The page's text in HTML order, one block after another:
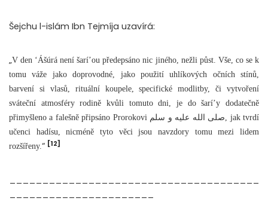
Šejchu l-islám Ibn Tejmíja uzavírá:
„V den ‘Ášúrá není šarí’ou předepsáno nic jiného, nežli půst. Vše, co se k
tomu váže jako doprovodné, jako použití uhlíkových očních stínů,
barvení si vlasů, rituální koupele, specifické modlitby, či vytvoření
sváteční atmosféry rodině kvůli tomuto dni, je do šarí’y dodatečně
přimyšleno a falešně připsáno Prorokovi صلى الله عليه و سلم, jak tvrdí
učenci hadísu, nicméně tyto věci jsou navzdory tomu mezi lidem
rozšířeny.“ [12]